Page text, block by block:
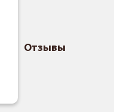
Отзывы